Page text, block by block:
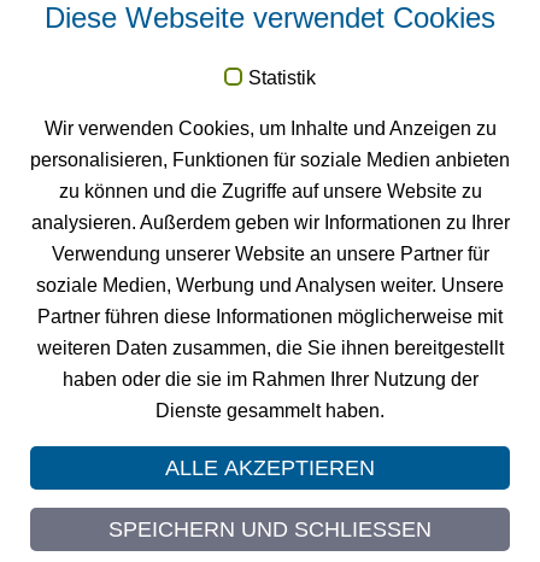
PROJECT.
Zu den News
FMRaumbuch testen
Testen Sie unsere Facility Management Software 4 Monate
gratis.
Testversion anfordern
Datenschutz
Diese Webseite verwendet Cookies
Statistik
Wir verwenden Cookies, um Inhalte und Anzeigen zu
personalisieren, Funktionen für soziale Medien anbieten
zu können und die Zugriffe auf unsere Website zu
analysieren. Außerdem geben wir Informationen zu Ihrer
Verwendung unserer Website an unsere Partner für
soziale Medien, Werbung und Analysen weiter. Unsere
Partner führen diese Informationen möglicherweise mit
weiteren Daten zusammen, die Sie ihnen bereitgestellt
haben oder die sie im Rahmen Ihrer Nutzung der
Dienste gesammelt haben.
ALLE AKZEPTIEREN
SPEICHERN UND SCHLIESSEN